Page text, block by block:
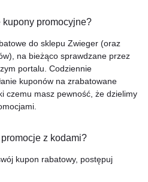
promocyjne?
do sklepu Zwieger (oraz
na bieżąco sprawdzane przez
portalu. Codziennie
kuponów na zrabatowane
czemu masz pewność, że dzielimy
z kodami?
kupon rabatowy, postępuj